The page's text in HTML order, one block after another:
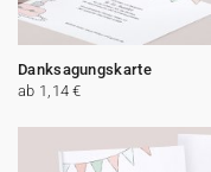
Danksagungskarte
ab 1,14 €